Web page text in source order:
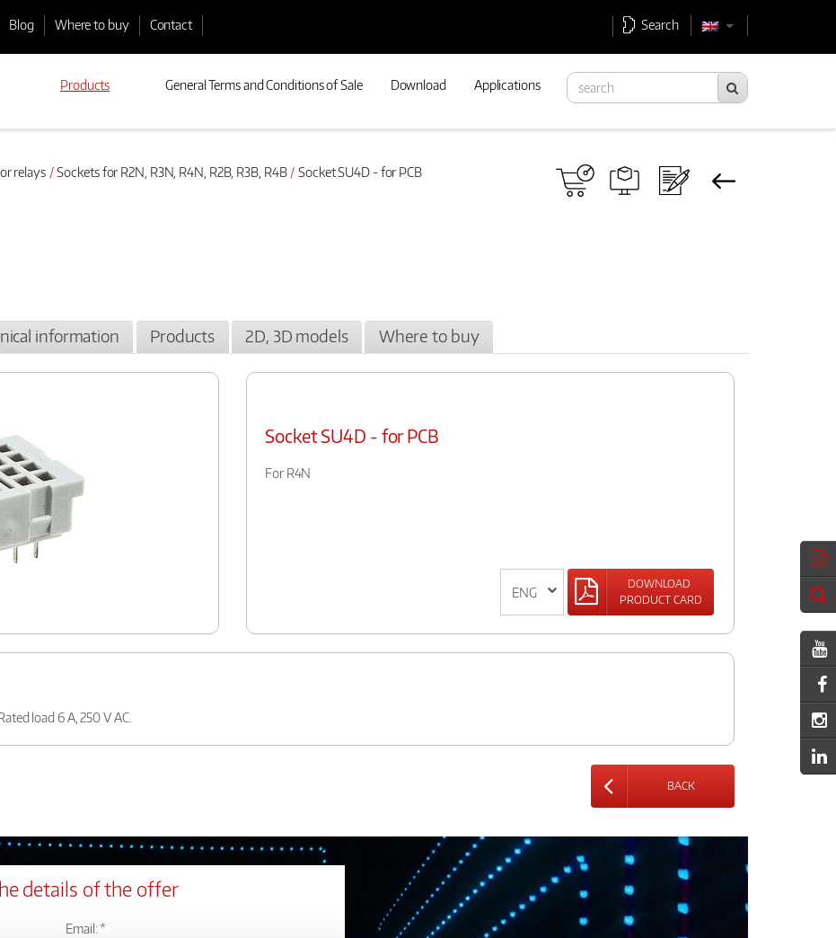
Blog Where to buy Contact Search
Products General Terms and Conditions of Sale Download Applications
relays Sockets for R2N, R3N, R4N, R2B, R3B, R4B Socket SU4D - for PCB
information Products 2D, 3D models Where to buy
Socket SU4D - for PCB
For R4N
DOWNLOAD
PRODUCT CARD
load 6 A, 250 V AC.
BACK
details of the offer
Email: *